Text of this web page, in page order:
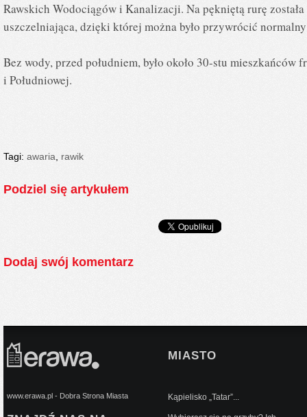
Rawskich Wodociągów i Kanalizacji. Na pękniętą rurę została
uszczelniająca, dzięki której można było przywrócić
Bez wody, przed południem, było około 30-stu
i Południowej.
Tagi: awaria rawik
Podziel się artykułem
Dodaj swój komentarz
www.erawa.pl - Dobra Strona Miasta
MIASTO
Kąpielisko „Tatar”...